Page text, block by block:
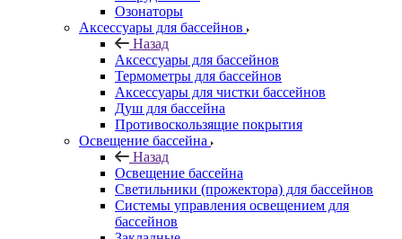
Озонаторы
Аксессуары для бассейнов
Назад
Аксессуары для бассейнов
Термометры для бассейнов
Аксессуары для чистки бассейнов
Душ для бассейна
Противоскользящие покрытия
Освещение бассейна
Назад
Освещение бассейна
Светильники (прожектора) для бассейнов
Системы управления освещением для
бассейнов